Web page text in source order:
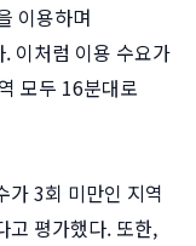
이용하며
이처럼 이용 수요가
모두 16분대로
가 3회 미만인 지역
고 평가했다. 또한,